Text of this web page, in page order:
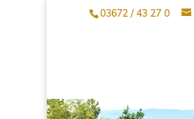
03672 / 43 27 0